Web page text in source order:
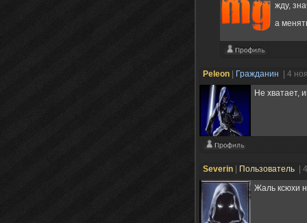
жду,
а
Peleon Гражданин
| 4
Не хватает,
Severin Пользователь |
Жаль ксюхи